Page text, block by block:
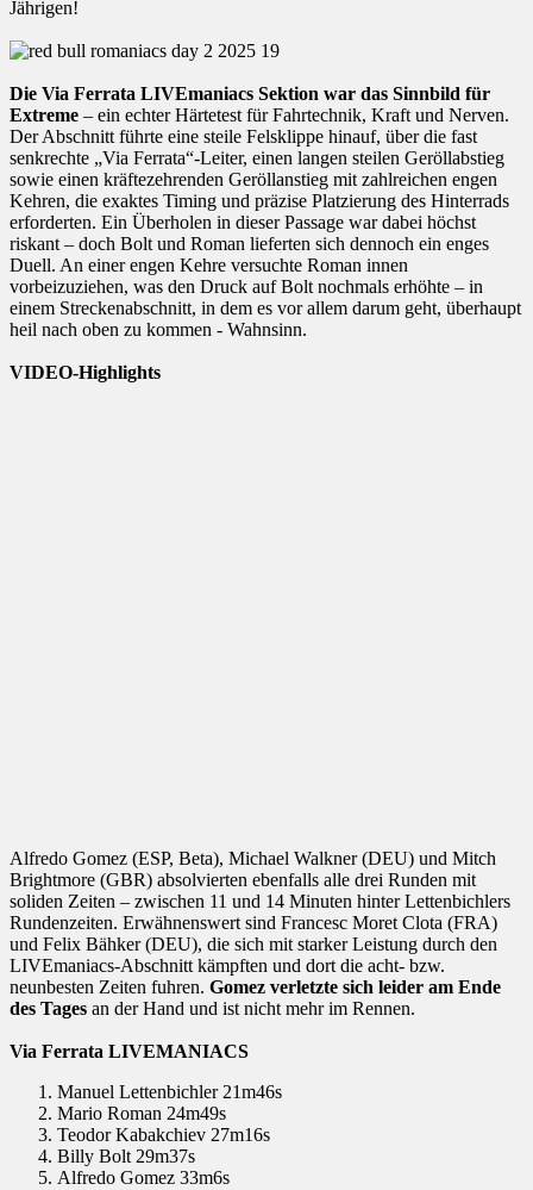
Jährigen!
Die Via Ferrata LIVEmaniacs Sektion war das Sinnbild für
Extreme – ein echter Härtetest für Fahrtechnik, Kraft und Nerven.
Der Abschnitt führte eine steile Felsklippe hinauf, über die fast
senkrechte „Via Ferrata“-Leiter, einen langen steilen Geröllabstieg
sowie einen kräftezehrenden Geröllanstieg mit zahlreichen engen
Kehren, die exaktes Timing und präzise Platzierung des Hinterrads
erforderten. Ein Überholen in dieser Passage war dabei höchst
riskant – doch Bolt und Roman lieferten sich dennoch ein enges
Duell. An einer engen Kehre versuchte Roman innen
vorbeizuziehen, was den Druck auf Bolt nochmals erhöhte – in
einem Streckenabschnitt, in dem es vor allem darum geht, überhaupt
heil nach oben zu kommen - Wahnsinn.
VIDEO-Highlights
Alfredo Gomez (ESP, Beta), Michael Walkner (DEU) und Mitch
Brightmore (GBR) absolvierten ebenfalls alle drei Runden mit
soliden Zeiten – zwischen 11 und 14 Minuten hinter Lettenbichlers
Rundenzeiten. Erwähnenswert sind Francesc Moret Clota (FRA)
und Felix Bähker (DEU), die sich mit starker Leistung durch den
LIVEmaniacs-Abschnitt kämpften und dort die acht- bzw.
neunbesten Zeiten fuhren. Gomez verletzte sich leider am Ende
des Tages an der Hand und ist nicht mehr im Rennen.
Via Ferrata LIVEMANIACS
Manuel Lettenbichler 21m46s
Mario Roman 24m49s
Teodor Kabakchiev 27m16s
Billy Bolt 29m37s
Alfredo Gomez 33m6s